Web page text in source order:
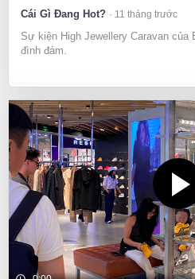
Cái Gì Đang Hot? 11 tháng trước
Sự kiện High Jewellery Caravan của
đình đám.